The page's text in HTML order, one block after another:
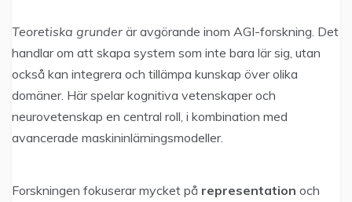
Teoretiska grunder är avgörande inom AGI-forskning. Det
handlar om att skapa system som inte bara lär sig, utan
också kan integrera och tillämpa kunskap över olika
domäner. Här spelar kognitiva vetenskaper och
neurovetenskap en central roll, i kombination med
avancerade maskininlärningsmodeller.
Forskningen fokuserar mycket på representation och